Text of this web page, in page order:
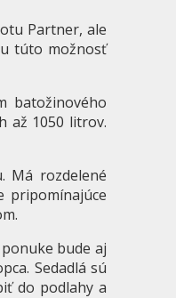
Partner, ale
túto možnosť
batožinového
až 1050 litrov.
Má rozdelené
pripomínajúce
bude aj
Sedadlá sú
do podlahy a